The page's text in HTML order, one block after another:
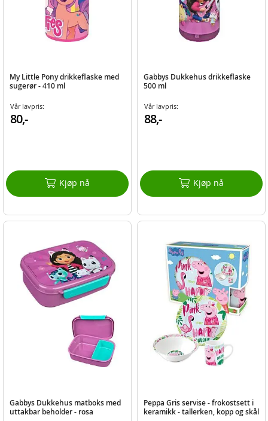
My Little Pony drikkeflaske med
sugerør - 410 ml
Vår lavpris:
80,-
Kjøp nå
Gabbys Dukkehus drikkeflaske
500 ml
Vår lavpris:
88,-
Kjøp nå
Gabbys Dukkehus matboks med
uttakbar beholder - rosa
Peppa Gris servise - frokostsett i
keramikk - tallerken, kopp og skål